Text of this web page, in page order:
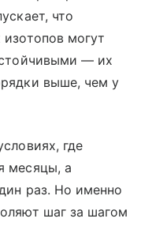
что
могут
— их
выше, чем у
где
месяцы, а
раз. Но именно
шаг за шагом